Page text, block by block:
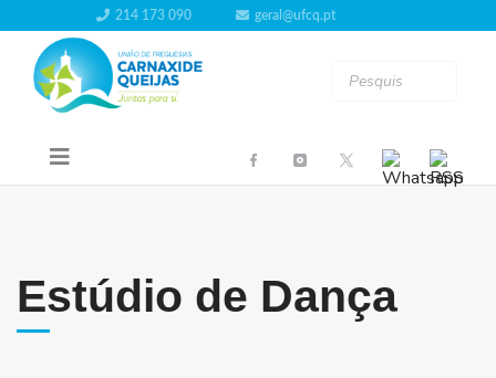
214 173 090 geral@ufcq.pt
Estúdio de Dança